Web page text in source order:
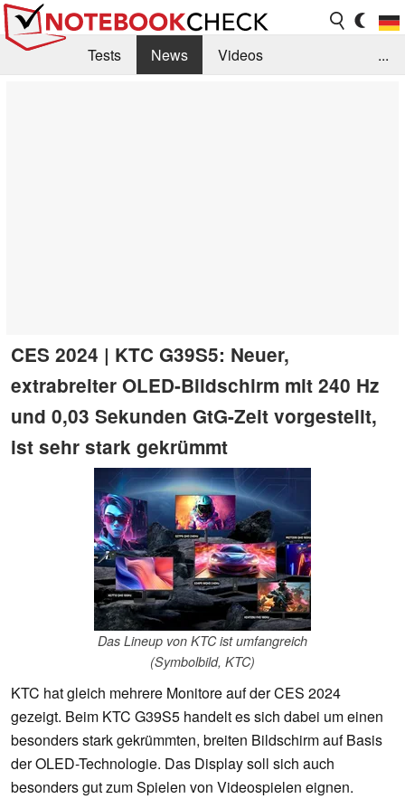
Tests News
Videos
...
CES 2024 | KTC G39S5: Neuer,
extrabreiter OLED-Bildschirm mit 240 Hz
und 0,03 Sekunden GtG-Zeit vorgestellt,
ist sehr stark gekrümmt
Das Lineup von KTC ist umfangreich
(Symbolbild, KTC)
KTC hat gleich mehrere Monitore auf der CES 2024
gezeigt. Beim KTC G39S5 handelt es sich dabei um einen
besonders stark gekrümmten, breiten Bildschirm auf Basis
der OLED-Technologie. Das Display soll sich auch
besonders gut zum Spielen von Videospielen eignen.